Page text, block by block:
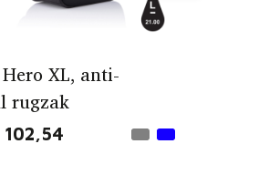
XL, anti-
rugzak